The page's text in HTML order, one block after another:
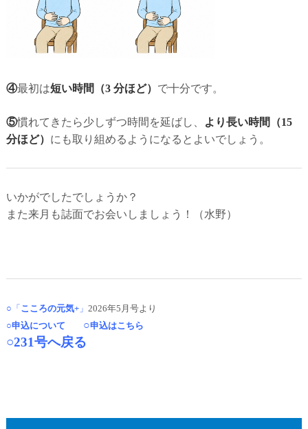
④最初は短い時間（3 分ほど） で十分です。
⑤慣れてきたら少しずつ時間を延ばし、
より長い時間（15
分ほど） にも取り組めるようになるとよいでしょう。
いかがでしたでしょうか？
また来月も誌面でお会いしましょう！（水野）
○「 こころの元気+」 2026年5月号より
○申込について ○申込はこちら
○231号へ戻る